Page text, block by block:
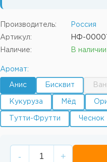
Производитель: Россия
Артикул: НФ-
Наличие: В наличии
Аромат:
Анис Бисквит
Кукуруза Мёд
Тутти-Фрутти Чеснок
- +